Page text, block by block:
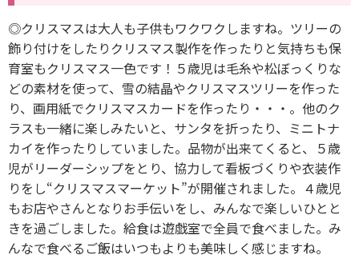
◎クリスマスは大人も子供もワクワクしますね。ツリーの
飾り付けをしたりクリスマス製作を作ったりと気持ちも保
育室もクリスマス一色です！５歳児は毛糸や松ぼっくりな
どの素材を使って、雪の結晶やクリスマスツリーを作った
り、画用紙でクリスマスカードを作ったり・・・。他のク
ラスも一緒に楽しみたいと、サンタを折ったり、ミニトナ
カイを作ったりしていました。品物が出来てくると、５歳
児がリーダーシップをとり、協力して看板づくりや衣装作
りをし“クリスマスマーケット”が開催されました。４歳児
もお店やさんとなりお手伝いをし、みんなで楽しいひとと
きを過ごしました。給食は遊戯室で全員で食べました。み
んなで食べるご飯はいつもよりも美味しく感じますね。